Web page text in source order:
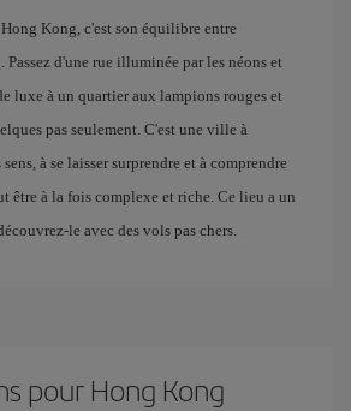
Kong, c'est son équilibre entre
d'une rue illuminée par les néons et
luxe à un quartier aux lampions rouges et
pas seulement. C'est une ville à
à se laisser surprendre et à comprendre
être à la fois complexe et riche. Ce lieu a un
le avec des vols pas chers.
pour Hong Kong